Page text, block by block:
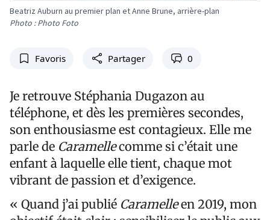
Beatriz Auburn au premier plan et Anne Brune, arrière-plan
Photo : Photo Foto
Favoris Partager 0
Je retrouve Stéphania Dugazon au
téléphone, et dès les premières secondes,
son enthousiasme est contagieux. Elle me
parle de Caramellecomme si c’était une
enfant à laquelle elle tient, chaque mot
vibrant de passion et d’exigence.
« Quand j’ai publié Caramelleen 2019, mon